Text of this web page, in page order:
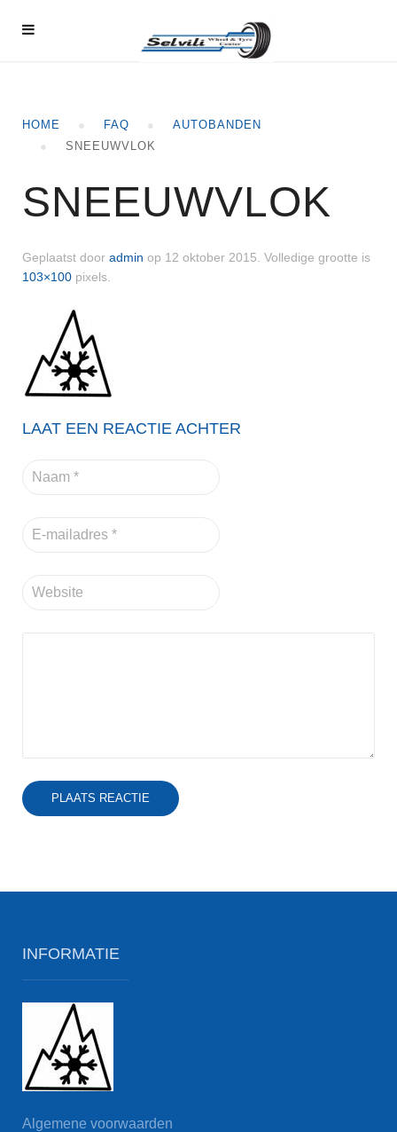
HOME FAQ
AUTOBANDEN
SNEEUWVLOK
SNEEUWVLOK
Geplaatst door admin op 12 oktober 2015 . Volledige grootte is
103×100 pixels.
LAAT EEN REACTIE ACHTER
PLAATS REACTIE
INFORMATIE
Algemene voorwaarden